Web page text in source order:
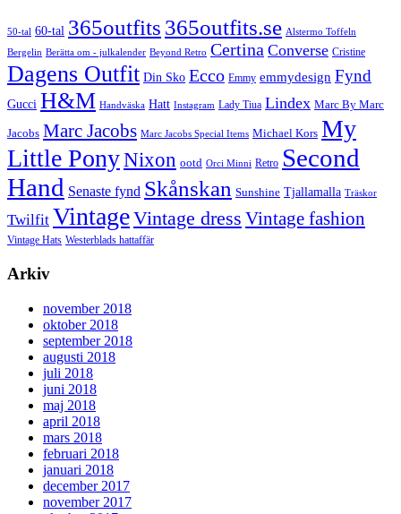
Instagram
50-tal 60-tal 365outfits 365outfits.se Alstermo Toffeln
Bergelin Berätta om - julkalender Beyond Retro Certina Converse Cristine
Dagens Outfit Din Sko Ecco Emmy emmydesign Fynd
Gucci H&M Handväska Hatt Instagram Lady Tiua Lindex Marc By Marc
Jacobs Marc Jacobs Marc Jacobs Special Items Michael Kors My
Little PonyNixon ootd Orci Minni Retro Second
Hand Senaste fynd Skånskan Sunshine Tjallamalla Träskor
Twilfit VintageVintage dress Vintage fashion
Vintage Hats Westerblads hattaffär
Arkiv
november 2018
oktober 2018
september 2018
augusti 2018
juli 2018
juni 2018
maj 2018
april 2018
mars 2018
februari 2018
januari 2018
december 2017
november 2017